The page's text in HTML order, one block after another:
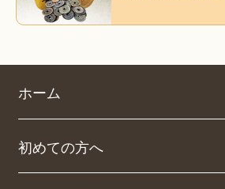
ホーム
初めての方へ